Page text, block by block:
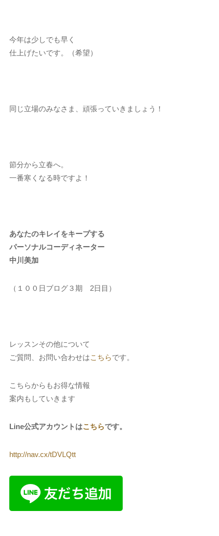
今年は少しでも早く
仕上げたいです。（希望）
同じ立場のみなさま、頑張っていきましょう！
節分から立春へ。
一番寒くなる時ですよ！
あなたのキレイをキープする
パーソナルコーディネーター
中川美加
（１００日ブログ３期 2日目）
レッスンその他について
ご質問、お問い合わせはこちらです。
こちらからもお得な情報
案内もしていきます
Line公式アカウントはこちらです。
http://nav.cx/tDVLQtt